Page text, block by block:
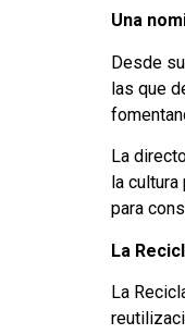
Una
Desde
las que
La
la
para
La
La